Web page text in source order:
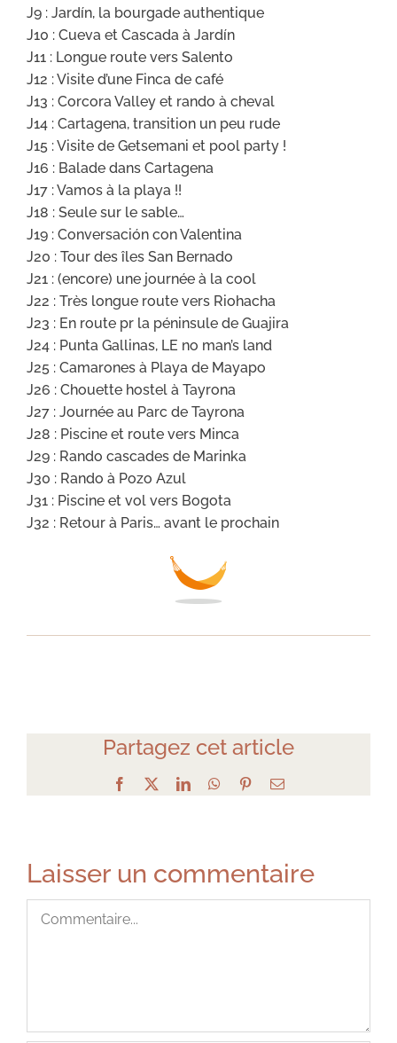
J9 : Jardín, la bourgade authentique
J10 : Cueva et Cascada à Jardín
J11 : Longue route vers Salento
J12 : Visite d’une Finca de café
J13 : Corcora Valley et rando à cheval
J14 : Cartagena, transition un peu rude
J15 : Visite de Getsemani et pool party !
J16 : Balade dans Cartagena
J17 : Vamos à la playa !!
J18 : Seule sur le sable…
J19 : Conversación con Valentina
J20 : Tour des îles San Bernado
J21 : (encore) une journée à la cool
J22 : Très longue route vers Riohacha
J23 : En route pr la péninsule de Guajira
J24 : Punta Gallinas, LE no man’s land
J25 : Camarones à Playa de Mayapo
J26 : Chouette hostel à Tayrona
J27 : Journée au Parc de Tayrona
J28 : Piscine et route vers Minca
J29 : Rando cascades de Marinka
J30 : Rando à Pozo Azul
J31 : Piscine et vol vers Bogota
J32 : Retour à Paris… avant le prochain
Partagez cet article
Facebook LinkedInWhatsApp
PinterestEmail
Laisser un commentaire